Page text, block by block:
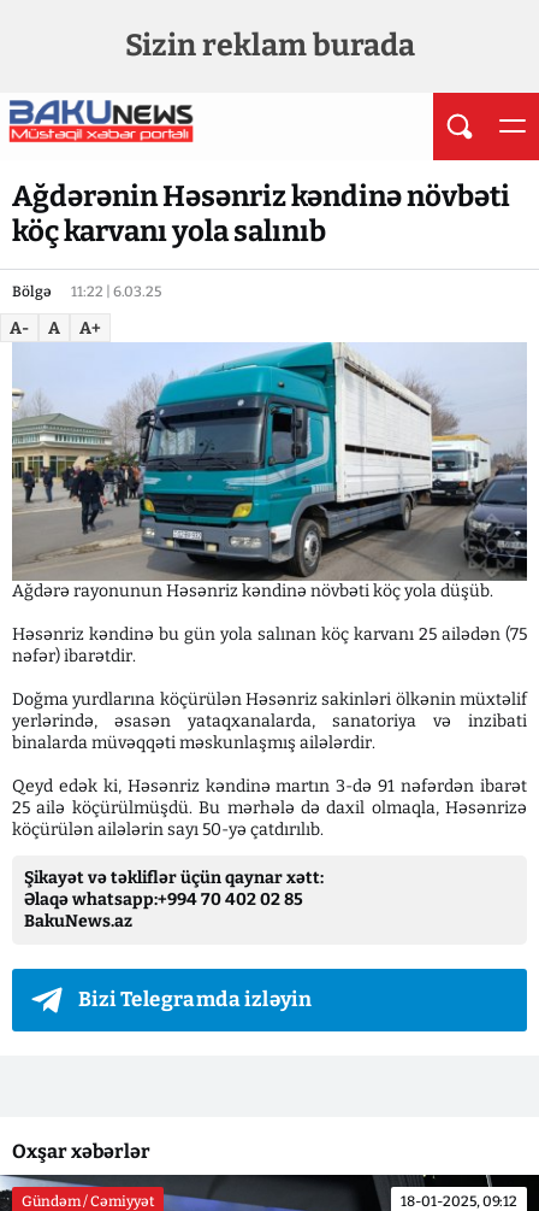
Sizin reklam burada
Ağdərənin Həsənriz kəndinə növbəti
köç karvanı yola salınıb
Bölgə 11:22 | 6.03.25
A- A A+
Ağdərə rayonunun Həsənriz kəndinə növbəti köç yola düşüb.
Həsənriz kəndinə bu gün yola salınan köç karvanı 25 ailədən (75
nəfər) ibarətdir.
Doğma yurdlarına köçürülən Həsənriz sakinləri ölkənin müxtəlif
yerlərində, əsasən yataqxanalarda, sanatoriya və inzibati
binalarda müvəqqəti məskunlaşmış ailələrdir.
Qeyd edək ki, Həsənriz kəndinə martın 3-də 91 nəfərdən ibarət
25 ailə köçürülmüşdü. Bu mərhələ də daxil olmaqla, Həsənrizə
köçürülən ailələrin sayı 50-yə çatdırılıb.
Şikayət və təkliflər üçün qaynar xətt:
Əlaqə whatsapp:+994 70 402 02 85
BakuNews.az
Bizi Telegramda izləyin
Oxşar xəbərlər
Gündəm / Cəmiyyət 18-01-2025, 09:12